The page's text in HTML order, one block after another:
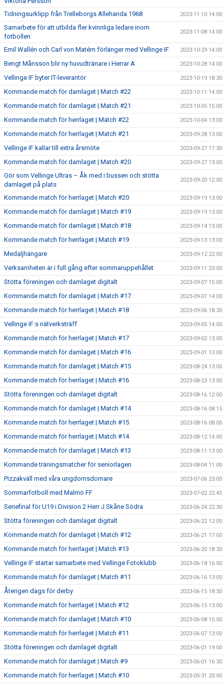
Tidningsurklipp från Trelleborgs Allehanda 1968
2023-11-10 14:00
Samarbete för att utbilda fler kvinnliga ledare inom
fotbollen
2023-11-08 14:00
Emil Wallén och Carl von Matérn förlänger med Vellinge IF 2023-10-29 14:00
Bengt Månsson blir ny huvudtränare i Herrar A 2023-10-28 14:00
Vellinge IF byter IT-leverantör 2023-10-19 18:30
Kommande match för damlaget | Match #22 2023-10-11 14:00
Kommande match för damlaget | Match #21 2023-10-05 15:00
Kommande match för herrlaget | Match #22 2023-10-04 13:00
Kommande match för herrlaget | Match #21 2023-09-28 13:00
Vellinge IF kallar till extra årsmöte 2023-09-27 17:30
Kommande match för damlaget | Match #20 2023-09-27 13:00
Gör som Vellinge Ultras – Åk med i bussen och stötta
damlaget på plats
2023-09-20 12:00
Kommande match för herrlaget | Match #20 2023-09-19 13:00
Kommande match för damlaget | Match #19 2023-09-19 13:00
Kommande match för damlaget | Match #18 2023-09-14 13:00
Kommande match för herrlaget | Match #19 2023-09-13 13:00
Medaljhängare 2023-09-12 22:00
Verksamheten är i full gång efter sommaruppehållet 2023-09-11 23:00
Stötta föreningen och damlaget digitalt 2023-09-07 15:00
Kommande match för damlaget | Match #17 2023-09-07 14:00
Kommande match för herrlaget | Match #18 2023-09-06 18:30
Vellinge IF:s nätverksträff 2023-09-05 14:00
Kommande match för herrlaget | Match #17 2023-09-02 13:00
Kommande match för damlaget | Match #16 2023-09-01 13:00
Kommande match för damlaget | Match #15 2023-08-24 13:00
Kommande match för herrlaget | Match #16 2023-08-23 13:00
Stötta föreningen och damlaget digitalt 2023-08-16 12:00
Kommande match för damlaget | Match #14 2023-08-16 08:15
Kommande match för herrlaget | Match #15 2023-08-16 08:00
Kommande match för herrlaget | Match #14 2023-08-12 14:00
Kommande match för damlaget | Match #13 2023-08-11 13:00
Kommande träningsmatcher för seniorlagen 2023-08-04 11:00
Pizzakväll med våra ungdomsdomare 2023-07-06 23:00
Sommarfotboll med Malmö FF 2023-07-02 22:45
Seriefinal för U19 i Division 2 Herr J Skåne Södra 2023-06-24 22:30
Stötta föreningen och damlaget digitalt 2023-06-22 12:00
Kommande match för damlaget | Match #12 2023-06-21 17:00
Kommande match för herrlaget | Match #13 2023-06-20 18:30
Vellinge IF startar samarbete med Vellinge Fotoklubb 2023-06-18 16:00
Kommande match för damlaget | Match #11 2023-06-16 13:00
Återigen dags för derby 2023-06-15 18:30
Kommande match för herrlaget | Match #12 2023-06-15 13:00
Kommande match för damlaget | Match #10 2023-06-08 15:00
Kommande match för herrlaget | Match #11 2023-06-07 13:00
Stötta föreningen och damlaget digitalt 2023-06-01 19:00
Kommande match för damlaget | Match #9 2023-06-01 16:30
Kommande match för herrlaget | Match #10 2023-05-31 20:00